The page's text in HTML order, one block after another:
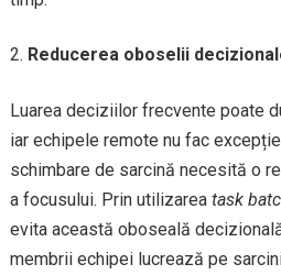
Reducerea oboselii
Luarea deciziilor frecvente poate
iar echipele remote nu fac
schimbare de sarcină necesită o
a focusului. Prin utilizarea task
evita această oboseală
membrii echipei lucrează pe